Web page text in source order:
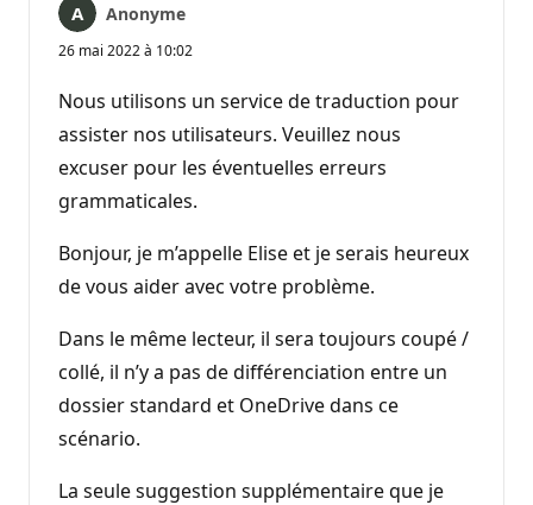
Anonyme
26 mai 2022 à 10:02
Nous utilisons un service de traduction pour
assister nos utilisateurs. Veuillez nous
excuser pour les éventuelles erreurs
grammaticales.
Bonjour, je m’appelle Elise et je serais heureux
de vous aider avec votre problème.
Dans le même lecteur, il sera toujours coupé /
collé, il n’y a pas de différenciation entre un
dossier standard et OneDrive dans ce
scénario.
La seule suggestion supplémentaire que je